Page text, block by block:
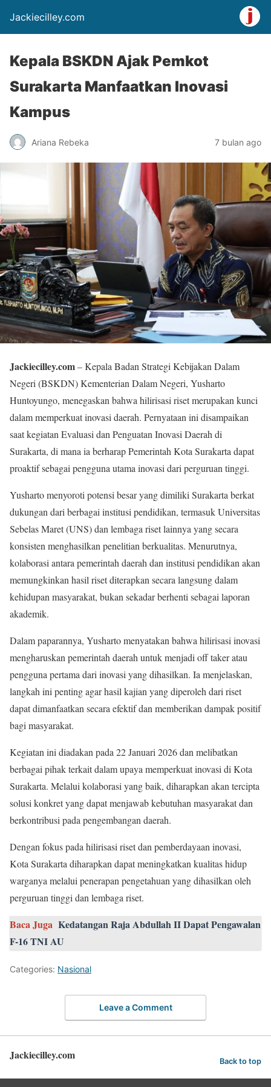
Jackiecilley.com
Kepala BSKDN Ajak Pemkot
Surakarta Manfaatkan Inovasi
Kampus
Ariana Rebeka 7 bulan ago
Jackiecilley.com– Kepala Badan Strategi Kebijakan Dalam
Negeri (BSKDN) Kementerian Dalam Negeri, Yusharto
Huntoyungo, menegaskan bahwa hilirisasi riset merupakan kunci
dalam memperkuat inovasi daerah. Pernyataan ini disampaikan
saat kegiatan Evaluasi dan Penguatan Inovasi Daerah di
Surakarta, di mana ia berharap Pemerintah Kota Surakarta dapat
proaktif sebagai pengguna utama inovasi dari perguruan tinggi.
Yusharto menyoroti potensi besar yang dimiliki Surakarta berkat
dukungan dari berbagai institusi pendidikan, termasuk Universitas
Sebelas Maret (UNS) dan lembaga riset lainnya yang secara
konsisten menghasilkan penelitian berkualitas. Menurutnya,
kolaborasi antara pemerintah daerah dan institusi pendidikan akan
memungkinkan hasil riset diterapkan secara langsung dalam
kehidupan masyarakat, bukan sekadar berhenti sebagai laporan
akademik.
Dalam paparannya, Yusharto menyatakan bahwa hilirisasi inovasi
mengharuskan pemerintah daerah untuk menjadi off taker atau
pengguna pertama dari inovasi yang dihasilkan. Ia menjelaskan,
langkah ini penting agar hasil kajian yang diperoleh dari riset
dapat dimanfaatkan secara efektif dan memberikan dampak positif
bagi masyarakat.
Kegiatan ini diadakan pada 22 Januari 2026 dan melibatkan
berbagai pihak terkait dalam upaya memperkuat inovasi di Kota
Surakarta. Melalui kolaborasi yang baik, diharapkan akan tercipta
solusi konkret yang dapat menjawab kebutuhan masyarakat dan
berkontribusi pada pengembangan daerah.
Dengan fokus pada hilirisasi riset dan pemberdayaan inovasi,
Kota Surakarta diharapkan dapat meningkatkan kualitas hidup
warganya melalui penerapan pengetahuan yang dihasilkan oleh
perguruan tinggi dan lembaga riset.
Baca Juga Kedatangan Raja Abdullah II Dapat Pengawalan
F-16 TNI AU
Categories: Nasional
Leave a Comment
Jackiecilley.com Back to top